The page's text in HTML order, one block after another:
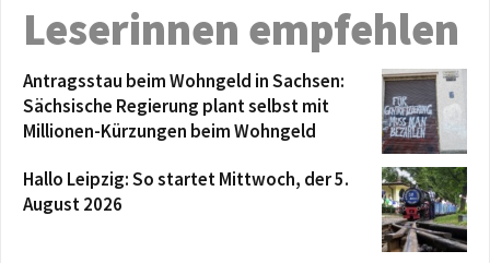
Leserinnen empfehlen
Antragsstau beim Wohngeld in Sachsen:
Sächsische Regierung plant selbst mit
Millionen-Kürzungen beim Wohngeld
Hallo Leipzig: So startet Mittwoch, der 5.
August 2026